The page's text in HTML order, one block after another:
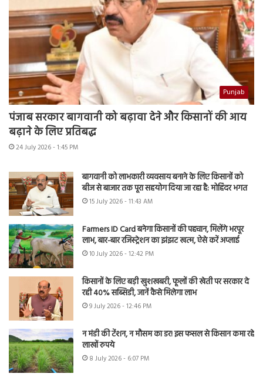
Punjab
पंजाब सरकार बागवानी को बढ़ावा देने और किसानों की आय
बढ़ाने के लिए प्रतिबद्ध
24 July 2026 - 1:45 PM
बागवानी को लाभकारी व्यवसाय बनाने के लिए किसानों को
बीज से बाजार तक पूरा सहयोग दिया जा रहा है: मोहिंदर भगत
15 July 2026 - 11:43 AM
Farmers ID Card बनेगा किसानों की पहचान, मिलेंगे भरपूर
लाभ, बार-बार रजिस्ट्रेशन का झंझट खत्म, ऐसे करें अप्लाई
10 July 2026 - 12:42 PM
किसानों के लिए बड़ी खुशखबरी, फूलों की खेती पर सरकार दे
रही 40% सब्सिडी, जानें कैसे मिलेगा लाभ
9 July 2026 - 12:46 PM
न मंडी की टेंशन, न मौसम का डर! इस फसल से किसान कमा रहे
लाखों रुपये
8 July 2026 - 6:07 PM